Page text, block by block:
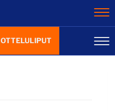
OTTELULIPUT